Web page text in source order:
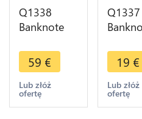
Q1338
Banknote
Francs 1942
AU -> Make
offer
59 €
Lub złóż
ofertę
Q1337
Francs
->
offer
19 €
Lub złóż
ofertę